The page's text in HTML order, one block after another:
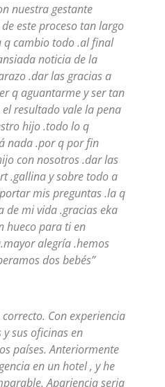
nuestra gestante
este proceso tan largo
q cambio todo .al final
noticia de la
.dar las gracias a
q aguantarme y ser tan
resultado vale la pena
hijo .todo lo q
nada .por q por fin
con nosotros .dar las
.gallina y sobre todo a
mis preguntas .la q
mi vida .gracias eka
hueco para ti en
alegría .hemos
dos bebés”
Con experiencia
sus oficinas en
países. Anteriormente
en un hotel , y he
Apariencia seria